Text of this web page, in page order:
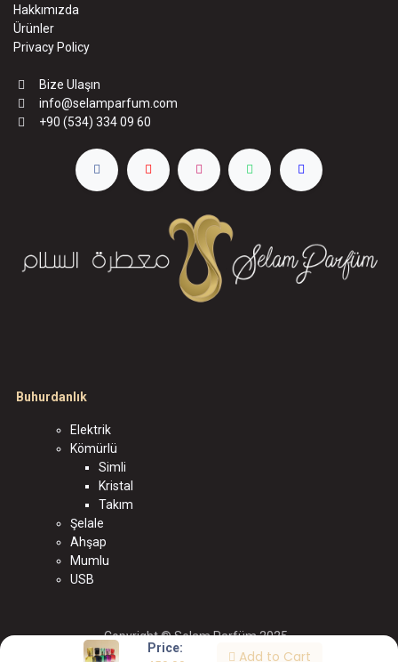
Price:
Add to Cart
Hakkımızda
Ürünler
Privacy Policy
Bize Ulaşın
info@selamparfum.com
+90 (534) 334 09 60
Buhurdanlık
Elektrik
Kömürlü
Simli
Kristal
Takım
Şelale
Ahşap
Mumlu
USB
Copyright © Selam Parfüm 2025
الْعَرَبيّة
English (US) | Türkçe